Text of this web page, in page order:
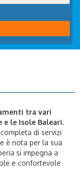
tra vari
e le Isole Baleari.
di servizi
è nota per la sua
si impegna a
e confortevole